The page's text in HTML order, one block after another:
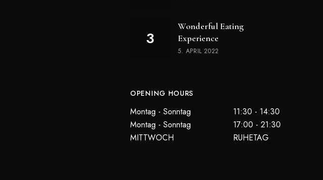
Wonderful Eating
Experience
5. APRIL 2022
OPENING HOURS
Montag - Sonntag
11:30 - 14:30
Montag - Sonntag
17:00 - 21:30
MITTWOCH
RUHETAG